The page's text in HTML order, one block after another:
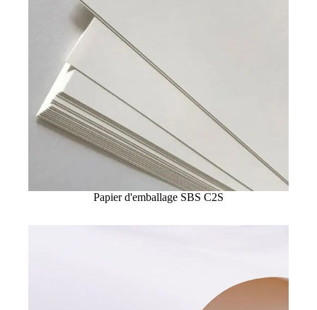
Papier d'emballage SBS C2S